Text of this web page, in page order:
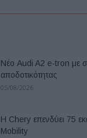
Νέο Audi A2 e-tron με
αποδοτικότητας
05/08/2026
Η Chery επενδύει 75
Mobility